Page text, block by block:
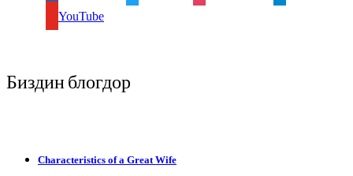
YouTube
Биздин блогдор
Characteristics of a Great Wife